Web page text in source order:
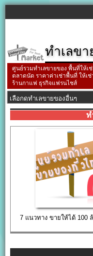
ทำเลข
ศูนย์รวมทำเลขายของ พื้นที่ให้เ
ตลาดนัด ราคาค่าเช่าพื้นที่ ให้เ
ร้านกาแฟ ธุรกิจแฟรนไชส์
ท
7 แนวทาง ขายให้ได้ 100